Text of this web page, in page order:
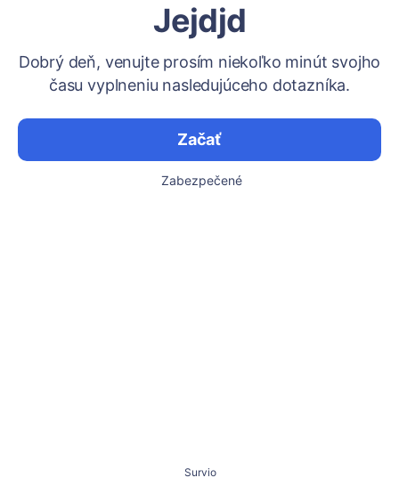
Jejdjd
Dobrý deň, venujte prosím niekoľko minút svojho
času vyplneniu nasledujúceho dotazníka.
Začať
Zabezpečené
Survio